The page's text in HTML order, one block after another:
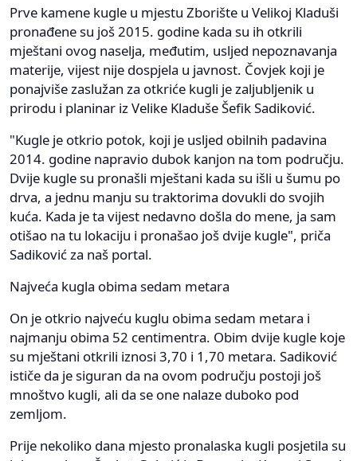
Prve kamene kugle u mjestu Zborište u Velikoj Kladuši
pronađene su još 2015. godine kada su ih otkrili
mještani ovog naselja, međutim, usljed nepoznavanja
materije, vijest nije dospjela u javnost. Čovjek koji je
ponajviše zaslužan za otkriće kugli je zaljubljenik u
prirodu i planinar iz Velike Kladuše Šefik Sadiković.
"Kugle je otkrio potok, koji je usljed obilnih padavina
2014. godine napravio dubok kanjon na tom području.
Dvije kugle su pronašli mještani kada su išli u šumu po
drva, a jednu manju su traktorima dovukli do svojih
kuća. Kada je ta vijest nedavno došla do mene, ja sam
otišao na tu lokaciju i pronašao još dvije kugle", priča
Sadiković za naš portal.
Najveća kugla obima sedam metara
On je otkrio najveću kuglu obima sedam metara i
najmanju obima 52 centimentra. Obim dvije kugle koje
su mještani otkrili iznosi 3,70 i 1,70 metara. Sadiković
ističe da je siguran da na ovom području postoji još
mnoštvo kugli, ali da se one nalaze duboko pod
zemljom.
Prije nekoliko dana mjesto pronalaska kugli posjetila su